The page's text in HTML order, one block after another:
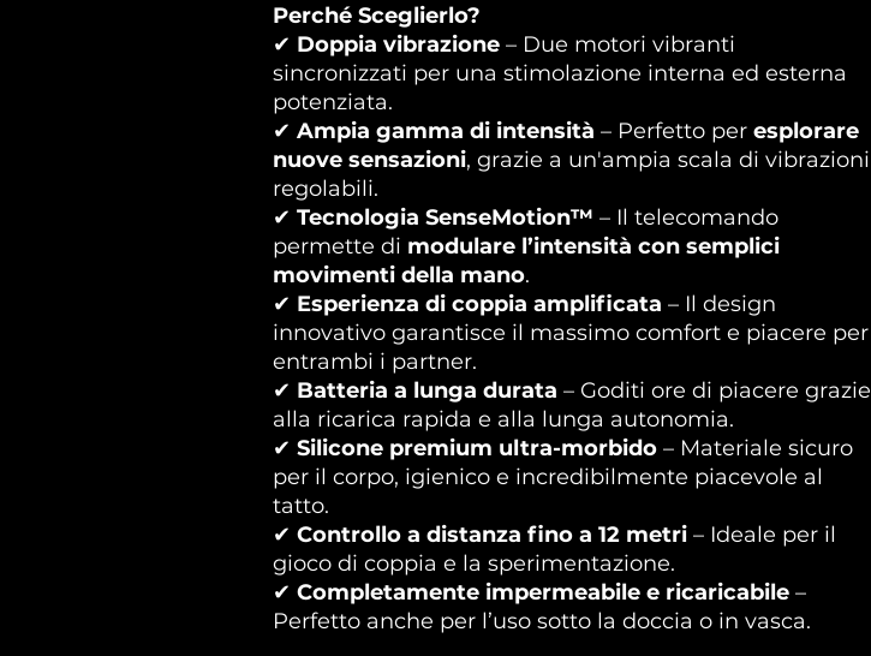
Perché Sceglierlo?
✔ Doppia vibrazione – Due motori vibranti
sincronizzati per una stimolazione interna ed esterna
potenziata.
✔ Ampia gamma di intensità – Perfetto per esplorare
nuove sensazioni, grazie a un'ampia scala di vibrazioni
regolabili.
✔ Tecnologia SenseMotion™ – Il telecomando
permette di modulare l’intensità con semplici
movimenti della mano.
✔ Esperienza di coppia amplificata – Il design
innovativo garantisce il massimo comfort e piacere per
entrambi i partner.
✔ Batteria a lunga durata – Goditi ore di piacere grazie
alla ricarica rapida e alla lunga autonomia.
✔ Silicone premium ultra-morbido – Materiale sicuro
per il corpo, igienico e incredibilmente piacevole al
tatto.
✔ Controllo a distanza fino a 12 metri – Ideale per il
gioco di coppia e la sperimentazione.
✔ Completamente impermeabile e ricaricabile –
Perfetto anche per l’uso sotto la doccia o in vasca.